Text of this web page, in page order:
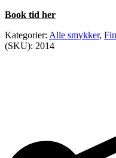
Book tid her
Kategorier: Alle smykker,
(SKU): 2014